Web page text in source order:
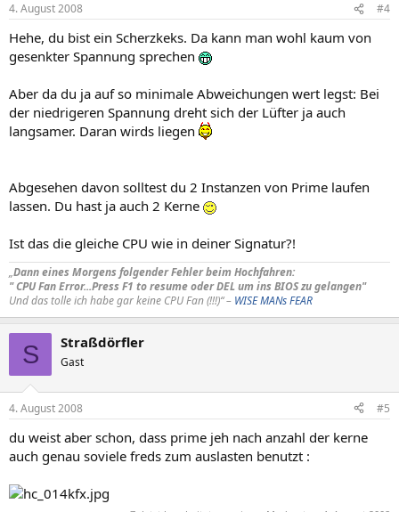
4. August 2008 #4
Hehe, du bist ein Scherzkeks. Da kann man wohl kaum von
gesenkter Spannung sprechen
Aber da du ja auf so minimale Abweichungen wert legst: Bei
der niedrigeren Spannung dreht sich der Lüfter ja auch
langsamer. Daran wirds liegen
Abgesehen davon solltest du 2 Instanzen von Prime laufen
lassen. Du hast ja auch 2 Kerne
Ist das die gleiche CPU wie in deiner Signatur?!
„Dann eines Morgens folgender Fehler beim Hochfahren:
" CPU Fan Error...Press F1 to resume oder DEL um ins BIOS zu gelangen"
Und das tolle ich habe gar keine CPU Fan (!!!)“ – WISE MANs FEAR
S Straßdörfler
Gast
4. August 2008 #5
du weist aber schon, dass prime jeh nach anzahl der kerne
auch genau soviele freds zum auslasten benutzt :